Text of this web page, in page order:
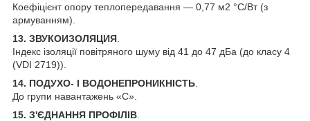
Коефіцієнт опору теплопередавання — 0,77 м2 °C/Вт (з
армуванням).
13. ЗВУКОИЗОЛЯЦИЯ
Індекс ізоляції повітряного шуму від 41 до 47 дБа (до класу 4
(VDI 2719)).
14. ПОДУХО- І ВОДОНЕПРОНИКНІСТЬ
До групи навантажень «С».
15. З'ЄДНАННЯ ПРОФІЛІВ